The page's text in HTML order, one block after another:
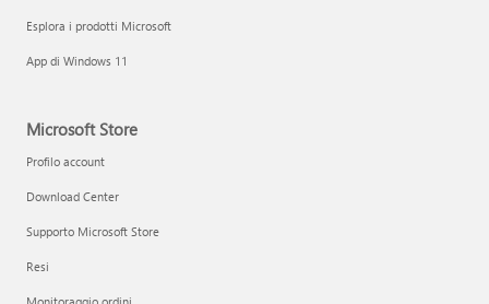
Esplora i prodotti Microsoft
App di Windows 11
Microsoft Store
Profilo account
Download Center
Supporto Microsoft Store
Resi